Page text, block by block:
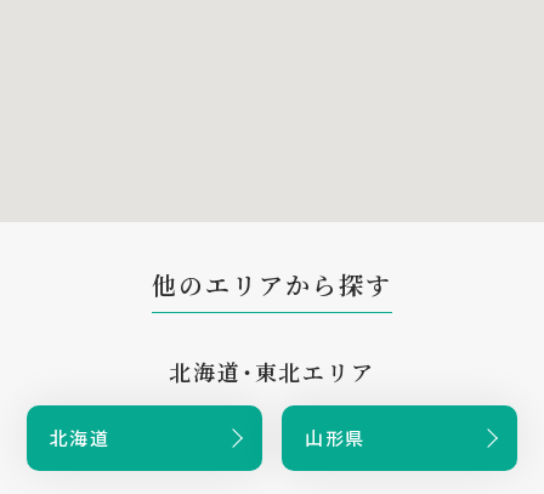
他のエリアから探す
北海道・東北エリア
北海道 山形県